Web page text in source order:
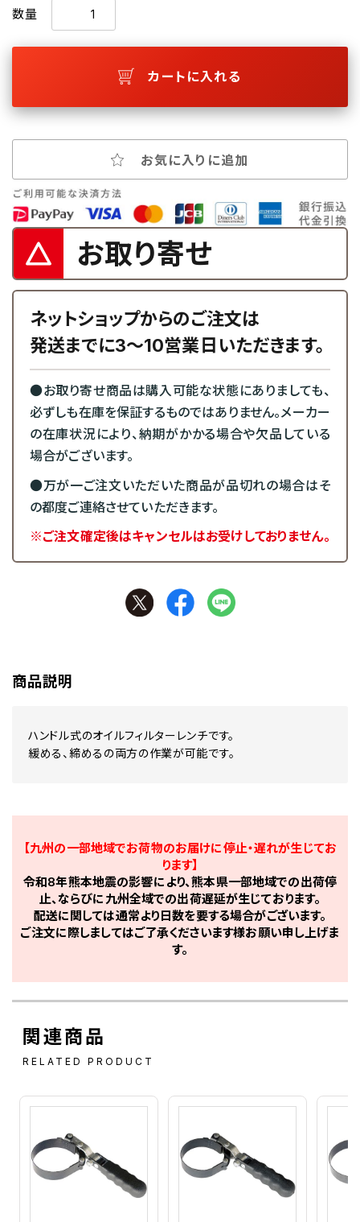
数量
カートに入れる
お気に入りに追加
お取り寄せ
ネットショップからのご注文は
発送までに3～10営業日いただきます。
●お取り寄せ商品は購入可能な状態にありましても、
必ずしも在庫を保証するものではありません。メーカー
の在庫状況により、納期がかかる場合や欠品している
場合がございます。
●万が一ご注文いただいた商品が品切れの場合はそ
の都度ご連絡させていただきます。
※ご注文確定後はキャンセルはお受けしておりません。
商品説明
ハンドル式のオイルフィルターレンチです。
緩める、締めるの両方の作業が可能です。
【九州の一部地域でお荷物のお届けに停止・遅れが生じてお
ります】
令和8年熊本地震の影響により、熊本県一部地域での出荷停
止、ならびに九州全域での出荷遅延が生じております。
配送に関しては通常より日数を要する場合がございます。
ご注文に際しましてはご了承くださいます様お願い申し上げま
す。
関連商品
RELATED PRODUCT